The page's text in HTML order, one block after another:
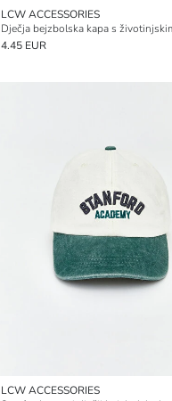
LCW ACCESSORIES
4.45 EUR
LCW ACCESSORIES